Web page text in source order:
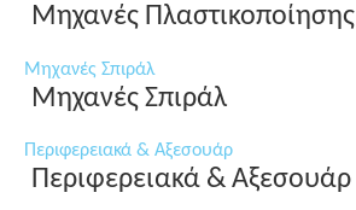
Μηχανές Πλαστικοποίησης
Μηχανές Σπιράλ
Μηχανές Σπιράλ
Περιφερειακά & Αξεσουάρ
Περιφερειακά & Αξεσουάρ